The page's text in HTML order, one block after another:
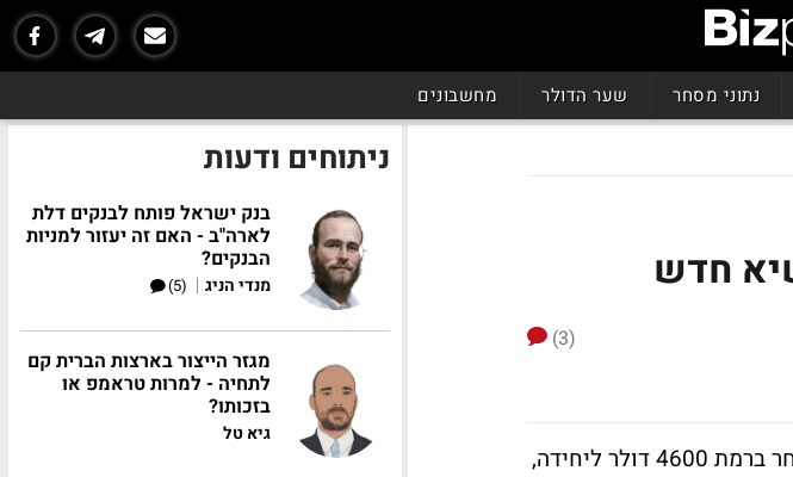
נתוני מסחר שער הדולר מחשבונים
(3)
הביטקוין לא עוצר: מחיר המטבע הווירטואלי מזנק הערב בכ-5% נוספים ונסחר ברמת 4600 דולר ליחידה,
ניתוחים ודעות
בנק ישראל פותח לבנקים דלת
לארה"ב - האם זה יעזור למניות
הבנקים?
מנדי הניג |
(5)
מגזר הייצור בארצות הברית קם
לתחיה - למרות טראמפ או
בזכותו?
גיא טל